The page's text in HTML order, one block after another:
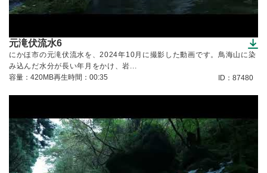
元滝伏流水6
（ダウンロードできます）
にかほ市の元滝伏流水を、2024年10月に撮影した動画です。鳥海山に染
み込んだ水分が長い年月をかけ、岩...
容量：420MB再生時間：00:35 ID：87480